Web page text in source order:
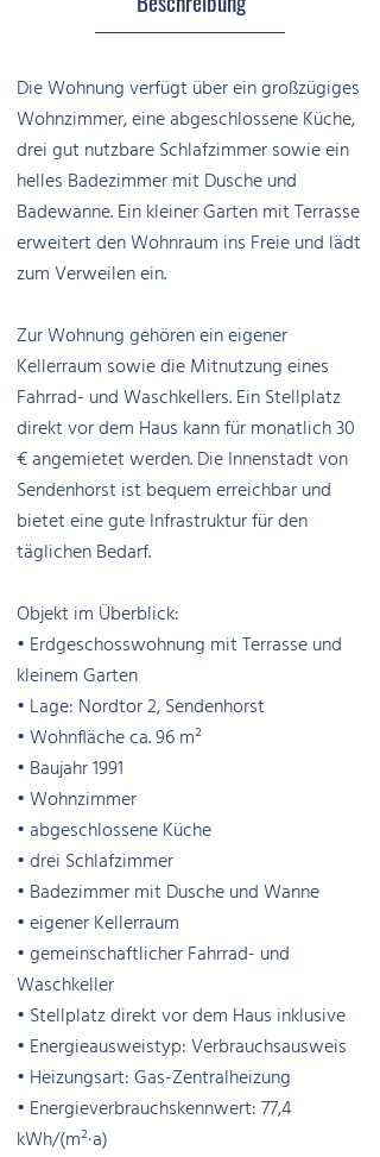
Die Wohnung verfügt über ein großzügiges
Wohnzimmer, eine abgeschlossene Küche,
drei gut nutzbare Schlafzimmer sowie ein
helles Badezimmer mit Dusche und
Badewanne. Ein kleiner Garten mit Terrasse
erweitert den Wohnraum ins Freie und lädt
zum Verweilen ein.
Zur Wohnung gehören ein eigener
Kellerraum sowie die Mitnutzung eines
Fahrrad- und Waschkellers. Ein Stellplatz
direkt vor dem Haus kann für monatlich 30
€ angemietet werden. Die Innenstadt von
Sendenhorst ist bequem erreichbar und
bietet eine gute Infrastruktur für den
täglichen Bedarf.
Objekt im Überblick:
• Erdgeschosswohnung mit Terrasse und
kleinem Garten
• Lage: Nordtor 2, Sendenhorst
• Wohnfläche ca. 96 m²
• Baujahr 1991
• Wohnzimmer
• abgeschlossene Küche
• drei Schlafzimmer
• Badezimmer mit Dusche und Wanne
• eigener Kellerraum
• gemeinschaftlicher Fahrrad- und
Waschkeller
• Stellplatz direkt vor dem Haus inklusive
• Energieausweistyp: Verbrauchsausweis
• Heizungsart: Gas-Zentralheizung
• Energieverbrauchskennwert: 77,4
kWh/(m²·a)